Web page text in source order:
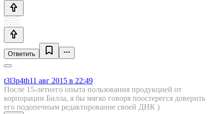
Ответить
t3l3p4th11 авг 2015 в 22:49
После 15-летнего опыта пользования продукцией от
корпорации Билла, я бы мягко говоря поостерегся доверить
его подопечным редактирование своей ДНК )